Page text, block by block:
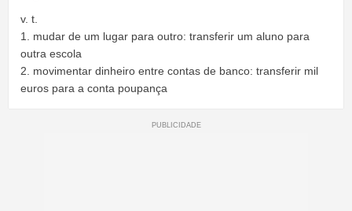
v. t.
1. mudar de um lugar para outro: transferir um aluno para
outra escola
2. movimentar dinheiro entre contas de banco: transferir mil
euros para a conta poupança